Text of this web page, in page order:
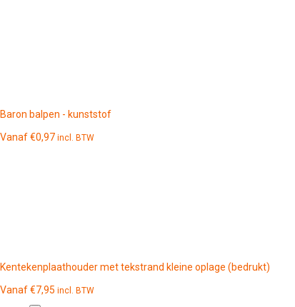
Baron balpen - kunststof
Vanaf€0,97 incl. BTW
Kentekenplaathouder met tekstrand kleine oplage (bedrukt)
Vanaf€7,95 incl. BTW